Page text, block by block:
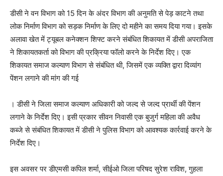
डीसी ने वन विभाग को 15 दिन के अंदर विभाग की अनुमति से पेड़ काटने तथा
लोक निर्माण विभाग को सड़क निर्माण के लिए दो महीने का समय दिया गया। इसके
अलावा खेत में ट्यूबल कनेक्शन शिफ्ट करने संबंधित शिकायत में डीसी अपराजिता
ने शिकायतकर्ता को विभाग की प्रक्रिया फॉलो करने के निर्देश दिए। एक
शिकायत समाज कल्याण विभाग से संबंधित थी, जिसमें एक व्यक्ति द्वारा दिव्यांग
पेंशन लगाने की मांग की गई
। डीसी ने जिला समाज कल्याण अधिकारी को जल्द से जल्द प्रार्थी की पेंशन
लगाने के निर्देश दिए। इसी प्रकार सीवन निवासी एक बुजुर्ग महिला की अवैध
कब्जे से संबंधित शिकायत में डीसी ने पुलिस विभाग को आवश्यक कार्रवाई करने के
निर्देश दिए।
इस अवसर पर डीएमसी कपिल शर्मा, सीईओ जिला परिषद सुरेश राविश, गुहला